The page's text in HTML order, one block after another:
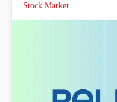
Stock Market